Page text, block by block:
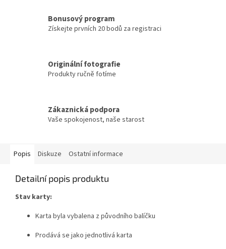
Bonusový program
Získejte prvních 20 bodů za registraci
Originální fotografie
Produkty ručně fotíme
Zákaznická podpora
Vaše spokojenost, naše starost
Popis Diskuze Ostatní informace
Detailní popis produktu
Stav karty:
Karta byla vybalena z původního balíčku
Prodává se jako jednotlivá karta